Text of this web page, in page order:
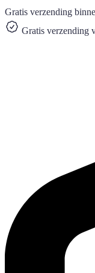
Gratis verzending
Gratis verzending